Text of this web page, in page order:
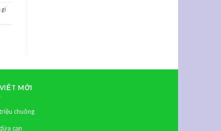
gì
MỚI
chuông
cạn